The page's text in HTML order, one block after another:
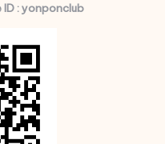
ID : yonponclub